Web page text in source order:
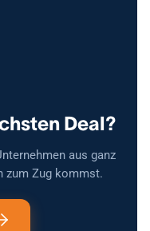
Das Unternehmen
künftig stärker auf
möchten.
Deal?
aus ganz
zum Zug kommst.